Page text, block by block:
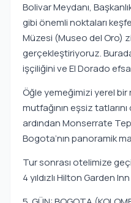
Bolivar Meydanı,
gibi önemli noktaları
Müzesi (Museo del Oro)
gerçekleştiriyoruz.
işçiliğini ve El Dorado
Öğle yemeğimizi yerel
mutfağının eşsiz
ardından Monserrate
Bogota’nın panoramik
Tur sonrası otelimize
4 yıldızlı Hilton Garden